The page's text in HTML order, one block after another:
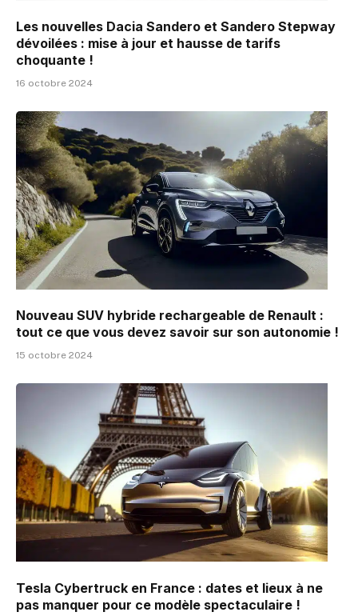
Les nouvelles Dacia Sandero et Sandero Stepway
dévoilées : mise à jour et hausse de tarifs
choquante !
16 octobre 2024
Nouveau SUV hybride rechargeable de Renault :
tout ce que vous devez savoir sur son autonomie !
15 octobre 2024
Tesla Cybertruck en France : dates et lieux à ne
pas manquer pour ce modèle spectaculaire !